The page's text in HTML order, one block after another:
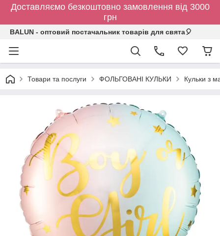
Доставляємо безкоштовно замовлення від 3000
грн
BALUN - оптовий постачальник товарів для свята🎈
Товари та послуги ФОЛЬГОВАНІ КУЛЬКИ Кульки з